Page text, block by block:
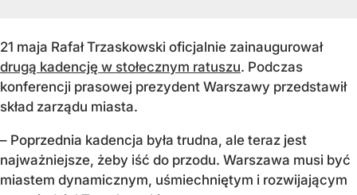
21 maja Rafał Trzaskowski oficjalnie zainaugurował
drugą kadencję w stołecznym ratuszu. Podczas
konferencji prasowej prezydent Warszawy przedstawił
skład zarządu miasta.
– Poprzednia kadencja była trudna, ale teraz jest
najważniejsze, żeby iść do przodu. Warszawa musi być
miastem dynamicznym, uśmiechniętym i rozwijającym